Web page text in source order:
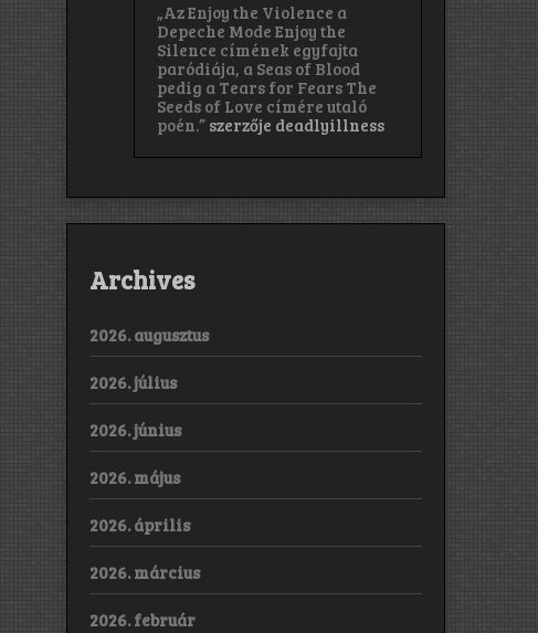
„Az Enjoy the Violence a
Depeche Mode Enjoy the
Silence címének egyfajta
paródiája, a Seas of Blood
pedig a Tears for Fears The
Seeds of Love címére utaló
poén.” szerzője deadlyillness
Archives
2026. augusztus
2026. július
2026. június
2026. május
2026. április
2026. március
2026. február